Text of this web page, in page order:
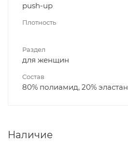
push-up
Плотность
Раздел
для женщин
Состав
80% полиамид, 20% эластан
Наличие